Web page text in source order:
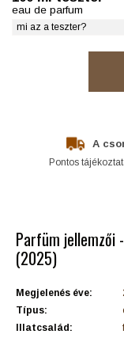
eau de parfum
mi az a teszter?
A
Pontos
Parfüm jellemzői
(2025)
Megjelenés éve:
Típus:
Illatcsalád: